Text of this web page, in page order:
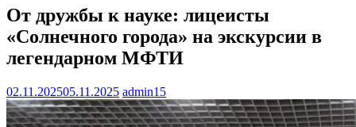
От дружбы к науке: лицеисты
«Солнечного города» на экскурсии в
легендарном МФТИ
02.11.202505.11.2025 admin15